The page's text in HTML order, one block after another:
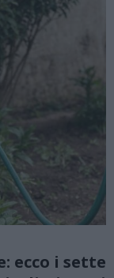
ecco i sette